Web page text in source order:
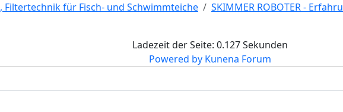
für Fisch- und Schwimmteiche SKIMMER ROBOTER -
Ladezeit der Seite: 0.127 Sekunden
Powered by Kunena Forum